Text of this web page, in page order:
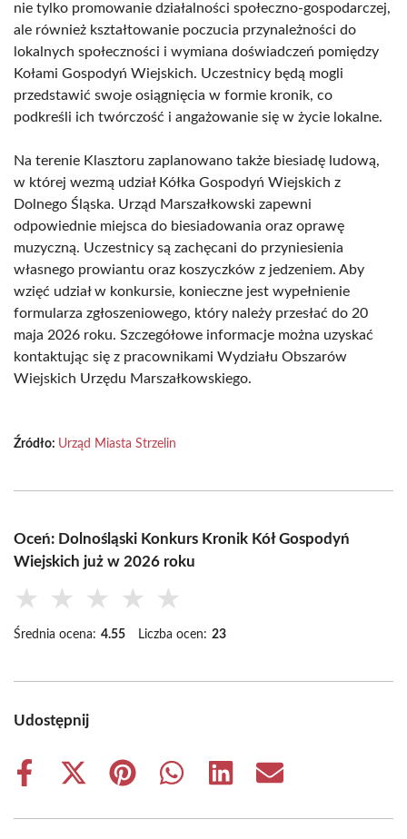
nie tylko promowanie działalności społeczno-gospodarczej,
ale również kształtowanie poczucia przynależności do
lokalnych społeczności i wymiana doświadczeń pomiędzy
Kołami Gospodyń Wiejskich. Uczestnicy będą mogli
przedstawić swoje osiągnięcia w formie kronik, co
podkreśli ich twórczość i angażowanie się w życie lokalne.
Na terenie Klasztoru zaplanowano także biesiadę ludową,
w której wezmą udział Kółka Gospodyń Wiejskich z
Dolnego Śląska. Urząd Marszałkowski zapewni
odpowiednie miejsca do biesiadowania oraz oprawę
muzyczną. Uczestnicy są zachęcani do przyniesienia
własnego prowiantu oraz koszyczków z jedzeniem. Aby
wzięć udział w konkursie, konieczne jest wypełnienie
formularza zgłoszeniowego, który należy przesłać do 20
maja 2026 roku. Szczegółowe informacje można uzyskać
kontaktując się z pracownikami Wydziału Obszarów
Wiejskich Urzędu Marszałkowskiego.
Źródło: Urząd Miasta Strzelin
Oceń: Dolnośląski Konkurs Kronik Kół Gospodyń
Wiejskich już w 2026 roku
★ ★ ★ ★ ★
Średnia ocena: 4.55 Liczba ocen: 23
Udostępnij
Share
Share
(Twitter)
Share
Share
Share
Share